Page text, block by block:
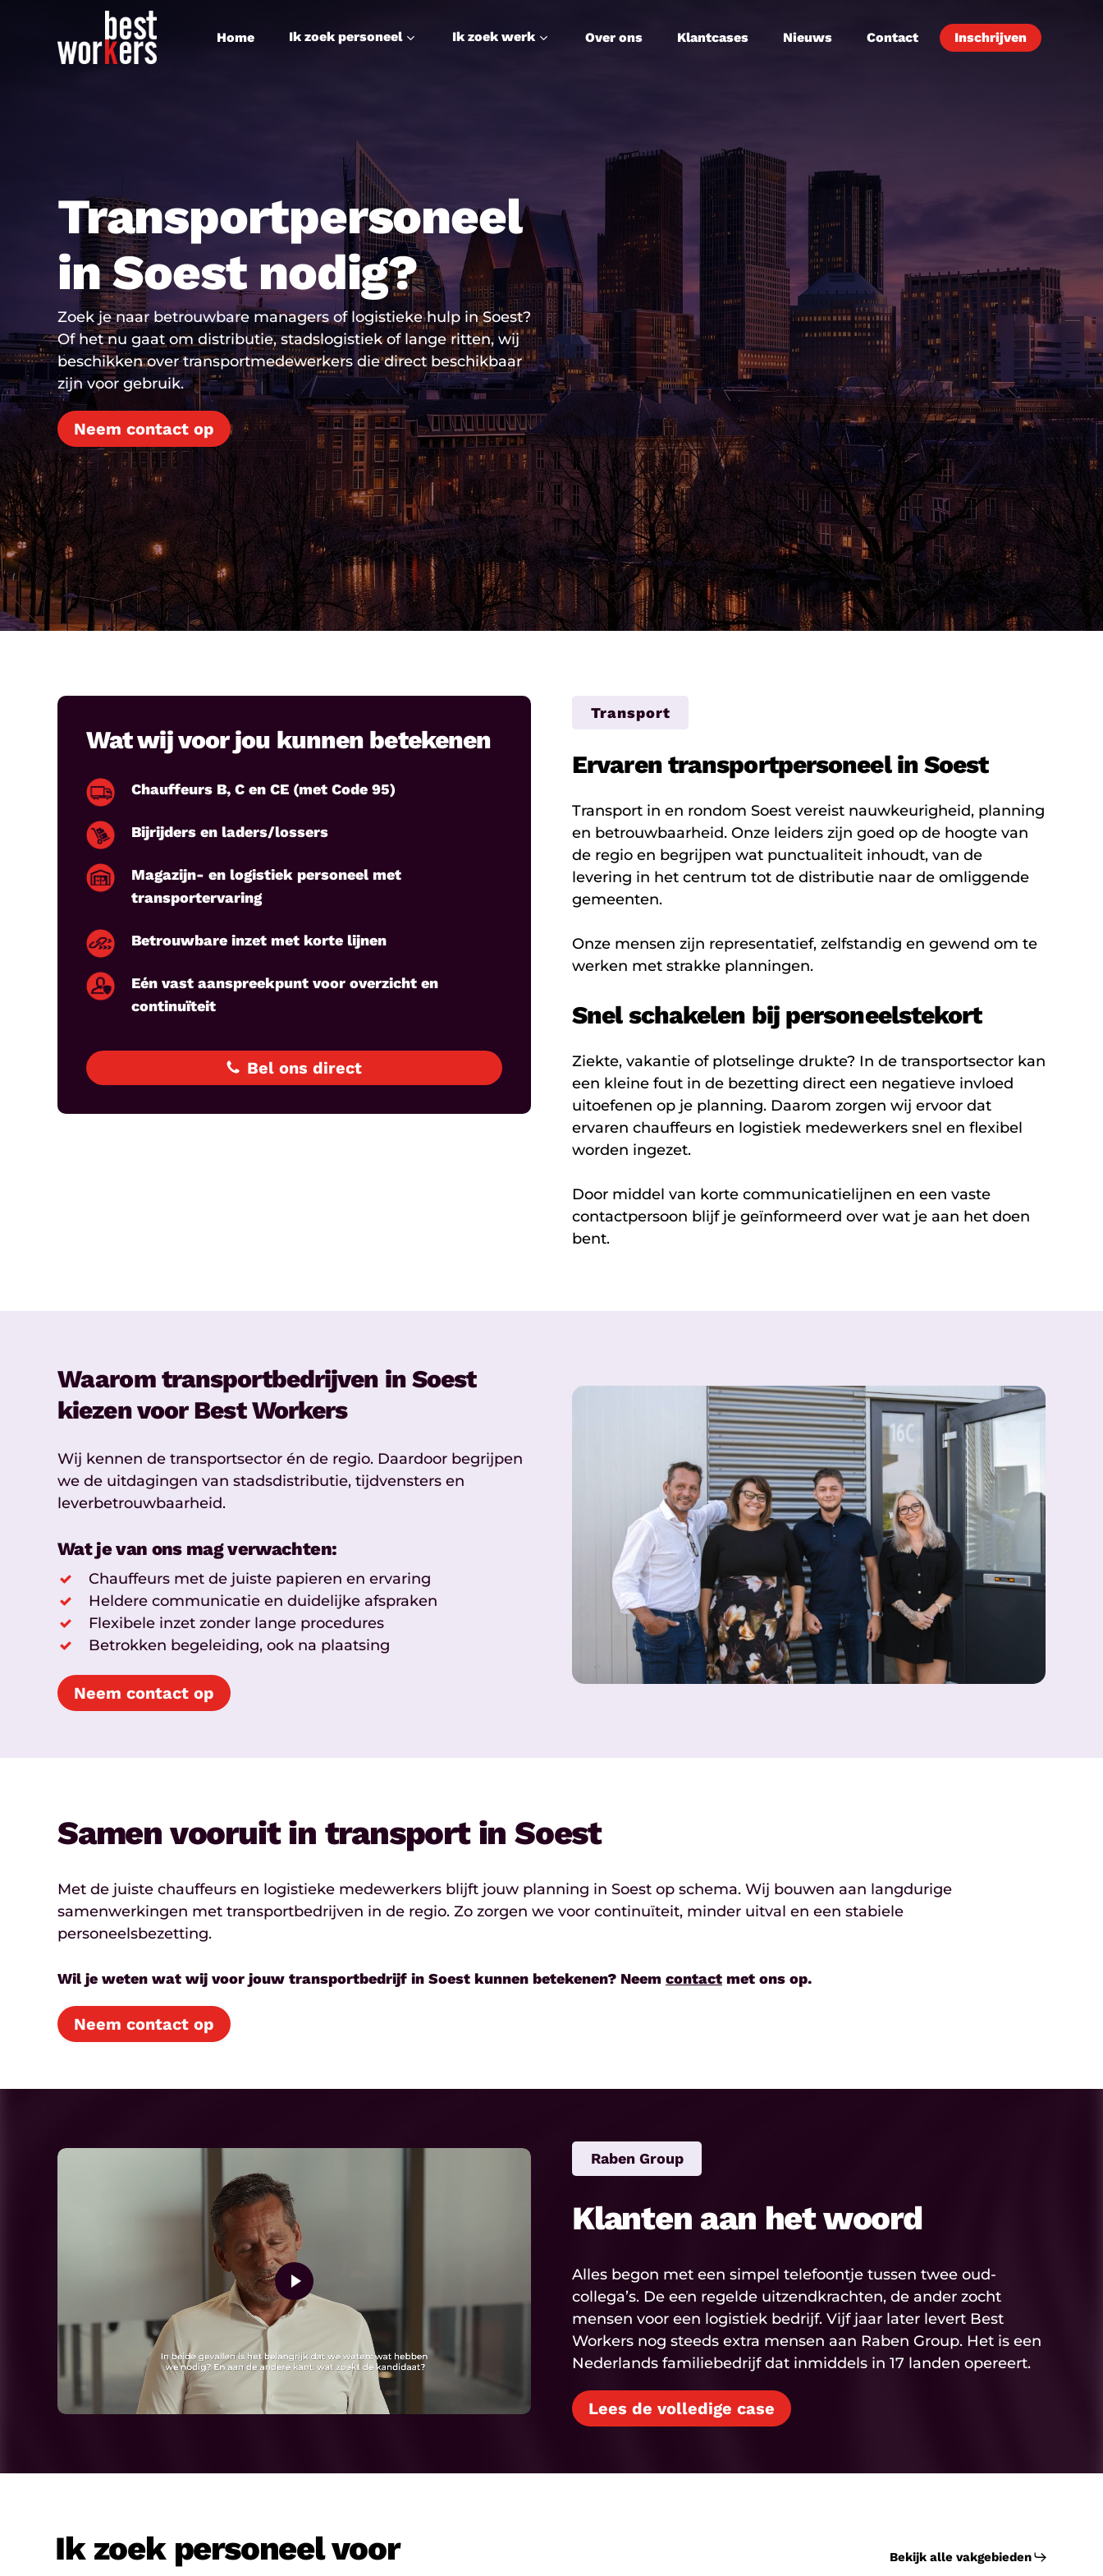
Home Ik zoek personeel Ik zoek werk Over ons Klantcases Nieuws Contact Inschrijven
Transportpersoneel
in Soest nodig?
Zoek je naar betrouwbare managers of logistieke hulp in Soest?
Of het nu gaat om distributie, stadslogistiek of lange ritten, wij
beschikken over transportmedewerkers die direct beschikbaar
zijn voor gebruik.
Neem contact op
Wat wij voor jou kunnen betekenen
Chauffeurs B, C en CE (met Code 95)
Bijrijders en laders/lossers
Magazijn- en logistiek personeel met
transportervaring
Betrouwbare inzet met korte lijnen
Eén vast aanspreekpunt voor overzicht en
continuïteit
Bel ons direct
Transport
Ervaren transportpersoneel in Soest
Transport in en rondom Soest vereist nauwkeurigheid, planning
en betrouwbaarheid. Onze leiders zijn goed op de hoogte van
de regio en begrijpen wat punctualiteit inhoudt, van de
levering in het centrum tot de distributie naar de omliggende
gemeenten.
Onze mensen zijn representatief, zelfstandig en gewend om te
werken met strakke planningen.
Snel schakelen bij personeelstekort
Ziekte, vakantie of plotselinge drukte? In de transportsector kan
een kleine fout in de bezetting direct een negatieve invloed
uitoefenen op je planning. Daarom zorgen wij ervoor dat
ervaren chauffeurs en logistiek medewerkers snel en flexibel
worden ingezet.
Door middel van korte communicatielijnen en een vaste
contactpersoon blijf je geïnformeerd over wat je aan het doen
bent.
Waarom transportbedrijven in Soest
kiezen voor Best Workers
Wij kennen de transportsector én de regio. Daardoor begrijpen
we de uitdagingen van stadsdistributie, tijdvensters en
leverbetrouwbaarheid.
Wat je van ons mag verwachten:
Chauffeurs met de juiste papieren en ervaring
Heldere communicatie en duidelijke afspraken
Flexibele inzet zonder lange procedures
Betrokken begeleiding, ook na plaatsing
Neem contact op
Samen vooruit in transport in Soest
Met de juiste chauffeurs en logistieke medewerkers blijft jouw planning in Soest op schema. Wij bouwen aan langdurige
samenwerkingen met transportbedrijven in de regio. Zo zorgen we voor continuïteit, minder uitval en een stabiele
personeelsbezetting.
Wil je weten wat wij voor jouw transportbedrijf in Soest kunnen betekenen? Neem contact met ons op.
Neem contact op
Play
Raben Group
Klanten aan het woord
Alles begon met een simpel telefoontje tussen twee oud-
collega’s. De een regelde uitzendkrachten, de ander zocht
mensen voor een logistiek bedrijf. Vijf jaar later levert Best
Workers nog steeds extra mensen aan Raben Group. Het is een
Nederlands familiebedrijf dat inmiddels in 17 landen opereert.
Lees de volledige case
Ik zoek personeel voor Bekijk alle vakgebieden